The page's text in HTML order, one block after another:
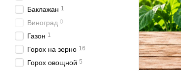
Баклажан 1
Виноград 0
Газон 1
Горох на зерно 16
Горох овощной 5